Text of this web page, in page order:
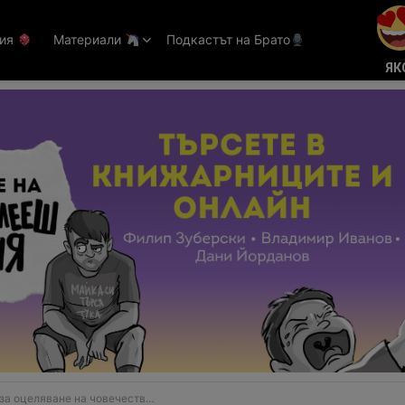
Материали Подкастът на Брато
на човечеството започва със „Създателят“